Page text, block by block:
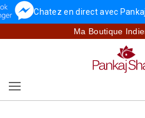
Chatez en direct avec
Ma Boutique